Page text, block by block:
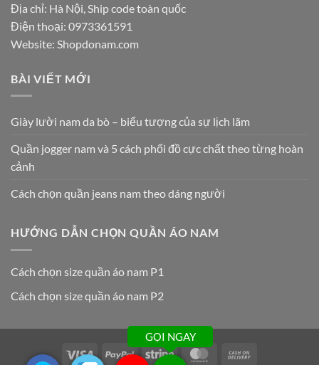
Địa chỉ: Hà Nội, Ship code toàn quốc
Điện thoại: 0973361591
Website: Shopdonam.com
BÀI VIẾT MỚI
Giày lười nam da bò – biểu tượng của sự lịch lãm
Quần jogger nam và 5 cách phối đồ cực chất theo từng hoàn
cảnh
Cách chọn quần jeans nam theo dáng người
HƯỚNG DẪN CHỌN QUẦN ÁO NAM
Cách chọn size quần áo nam P1
Cách chọn size quần áo nam P2
Visa PayPal Stripe MasterCard
GỌI NGAY